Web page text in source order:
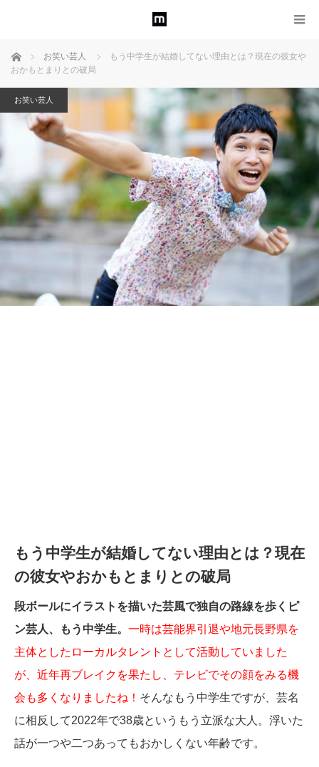
ホーム お笑い芸人
もう中学生が結婚してない理由とは？現在の彼女や
おかもとまりとの破局
お笑い芸人
もう中学生が結婚してない理由とは？現在
の彼女やおかもとまりとの破局
段ボールにイラストを描いた芸風で独自の路線を歩くピ
ン芸人、もう中学生。 一時は芸能界引退や地元長野県を
主体としたローカルタレントとして活動していました
が、近年再ブレイクを果たし、テレビでその顔をみる機
会も多くなりましたね！ そんなもう中学生ですが、芸名
に相反して2022年で38歳というもう立派な大人。浮いた
話が一つや二つあってもおかしくない年齢です。